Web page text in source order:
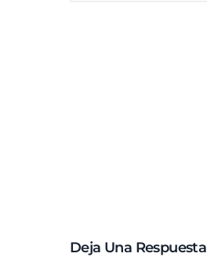
Deja Una Respuesta